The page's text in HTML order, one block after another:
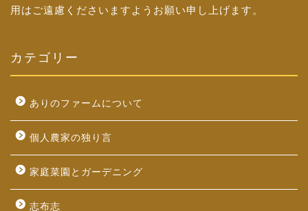
用はご遠慮くださいますようお願い申し上げます。
カテゴリー
ありのファームについて
個人農家の独り言
家庭菜園とガーデニング
志布志